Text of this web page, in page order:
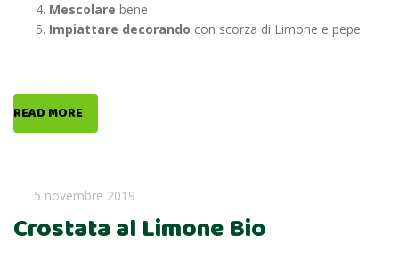
Mescolare bene
Impiattare decorando con scorza di Limone e pepe
READ MORE
5 novembre 2019
Crostata al Limone Bio